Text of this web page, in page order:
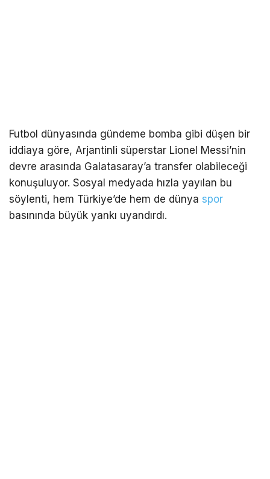
Futbol dünyasında gündeme bomba gibi düşen bir
iddiaya göre, Arjantinli süperstar Lionel Messi’nin
devre arasında Galatasaray’a transfer olabileceği
konuşuluyor. Sosyal medyada hızla yayılan bu
söylenti, hem Türkiye’de hem de dünya spor
basınında büyük yankı uyandırdı.